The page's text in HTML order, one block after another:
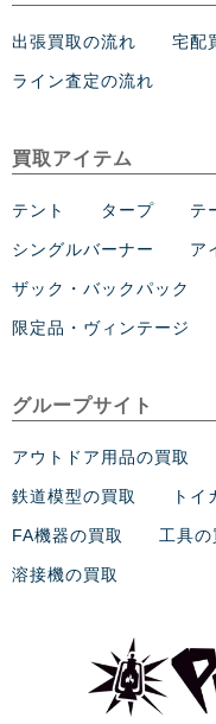
出張買取の流れ 宅配
ライン査定の流れ
買取アイテム
テント タープ テ
シングルバーナー ア
ザック・バックパック
限定品・ヴィンテージ
グループサイト
アウトドア用品の買取
鉄道模型の買取 トイ
FA機器の買取 工具の
溶接機の買取